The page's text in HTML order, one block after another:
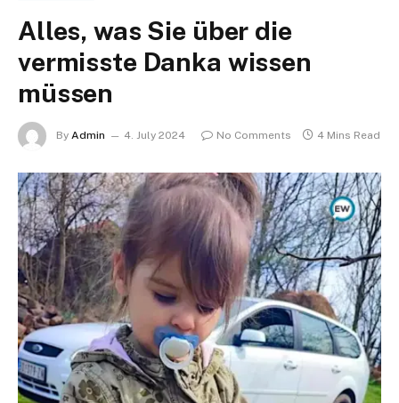
Alles, was Sie über die
vermisste Danka wissen
müssen
By Admin 4. July 2024 No Comments 4 Mins Read